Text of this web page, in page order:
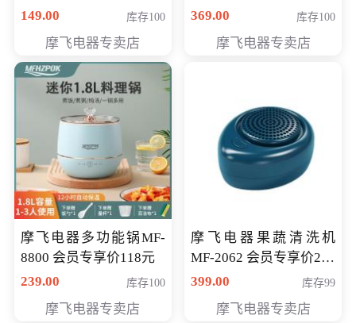
98元
149.00 库存100
摩飞电器专卖店
元
369.00 库存100
摩飞电器专卖店
摩飞电器多功能锅MF-
8800 会员专享价118元
239.00
库存100
摩飞电器专卖店
摩飞电器果蔬清洗机
MF-2062 会员专享价268
元
399.00 库存99
摩飞电器专卖店